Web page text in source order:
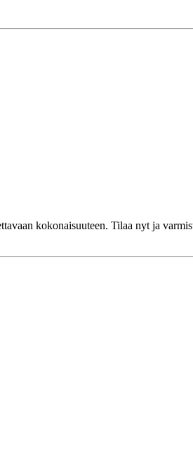
kokonaisuuteen. Tilaa nyt ja